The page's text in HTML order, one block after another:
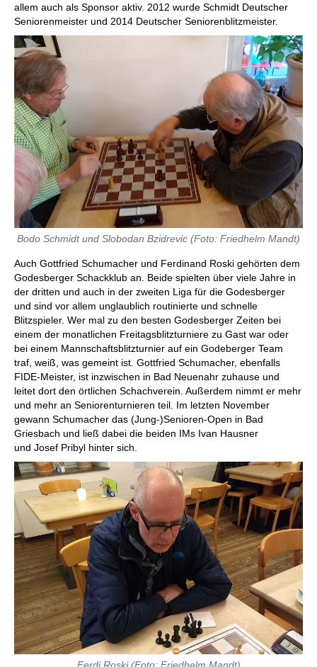
allem auch als Sponsor aktiv. 2012 wurde Schmidt Deutscher
Seniorenmeister und 2014 Deutscher Seniorenblitzmeister.
Bodo Schmidt und Slobodan Bzidrevic (Foto: Friedhelm Mandt)
Auch Gottfried Schumacher und Ferdinand Roski gehörten dem
Godesberger Schackklub an. Beide spielten über viele Jahre in
der dritten und auch in der zweiten Liga für die Godesberger
und sind vor allem unglaublich routinierte und schnelle
Blitzspieler. Wer mal zu den besten Godesberger Zeiten bei
einem der monatlichen Freitagsblitzturniere zu Gast war oder
bei einem Mannschaftsblitzturnier auf ein Godeberger Team
traf, weiß, was gemeint ist. Gottfried Schumacher, ebenfalls
FIDE-Meister, ist inzwischen in Bad Neuenahr zuhause und
leitet dort den örtlichen Schachverein. Außerdem nimmt er mehr
und mehr an Seniorenturnieren teil. Im letzten November
gewann Schumacher das (Jung-)Senioren-Open in Bad
Griesbach und ließ dabei die beiden IMs Ivan Hausner
und Josef Pribyl hinter sich.